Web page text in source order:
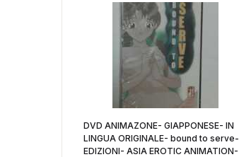
DVD ANIMAZONE- GIAPPONESE- IN
LINGUA ORIGINALE- bound to serve-
EDIZIONI- ASIA EROTIC ANIMATION-